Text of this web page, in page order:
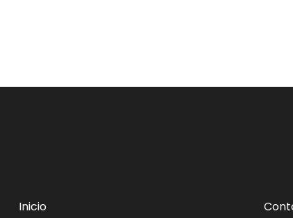
Inicio